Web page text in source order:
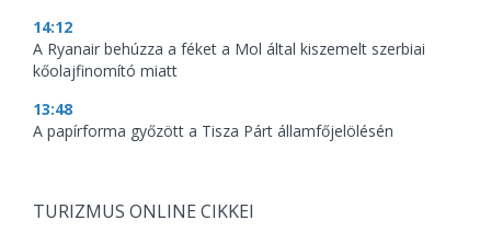
14:12
A Ryanair behúzza a féket a Mol által kiszemelt szerbiai
kőolajfinomító miatt
13:48
A papírforma győzött a Tisza Párt államfőjelölésén
TURIZMUS ONLINE CIKKEI